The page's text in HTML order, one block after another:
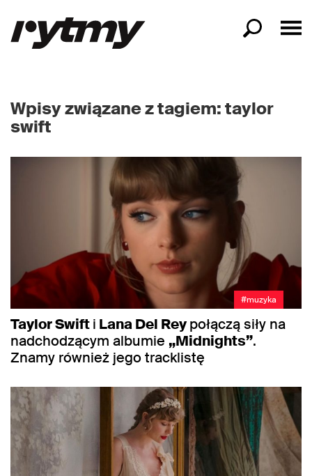
Wpisy związane z tagiem: taylor
swift
#muzyka
Taylor Swifti Lana Del Reypołączą siły na
nadchodzącym albumie „Midnights”.
Znamy również jego tracklistę